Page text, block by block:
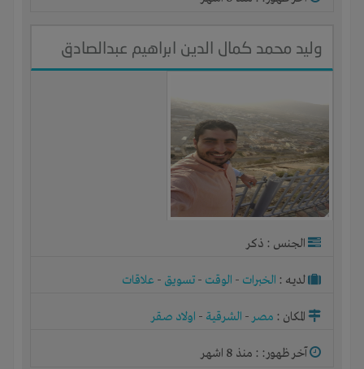
وليد محمد كمال الدين ابراهيم عبدالصادق
الجنس : ذكر
لديـه : الخبرات - الوقت - تسويق - علاقات
المكان : مصر- الشرقية - اولاد صقر
آخر ظهور: : منذ 8 اشهر